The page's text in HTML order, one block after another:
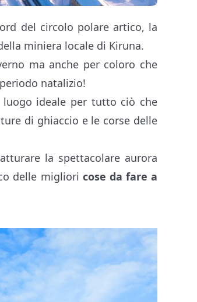
del circolo polare artico, la
miniera locale di Kiruna.
ma anche per coloro che
natalizio!
ideale per tutto ciò che
di ghiaccio e le corse delle
la spettacolare aurora
delle migliori cose da fare a